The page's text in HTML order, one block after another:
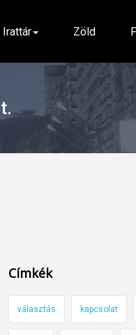
Irattár Zöld
Címkék
választás kapcsolat